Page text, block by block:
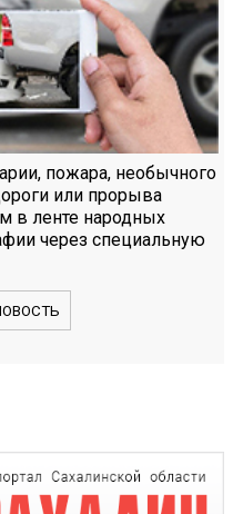
пожара, необычного
или прорыва
в ленте народных
через специальную